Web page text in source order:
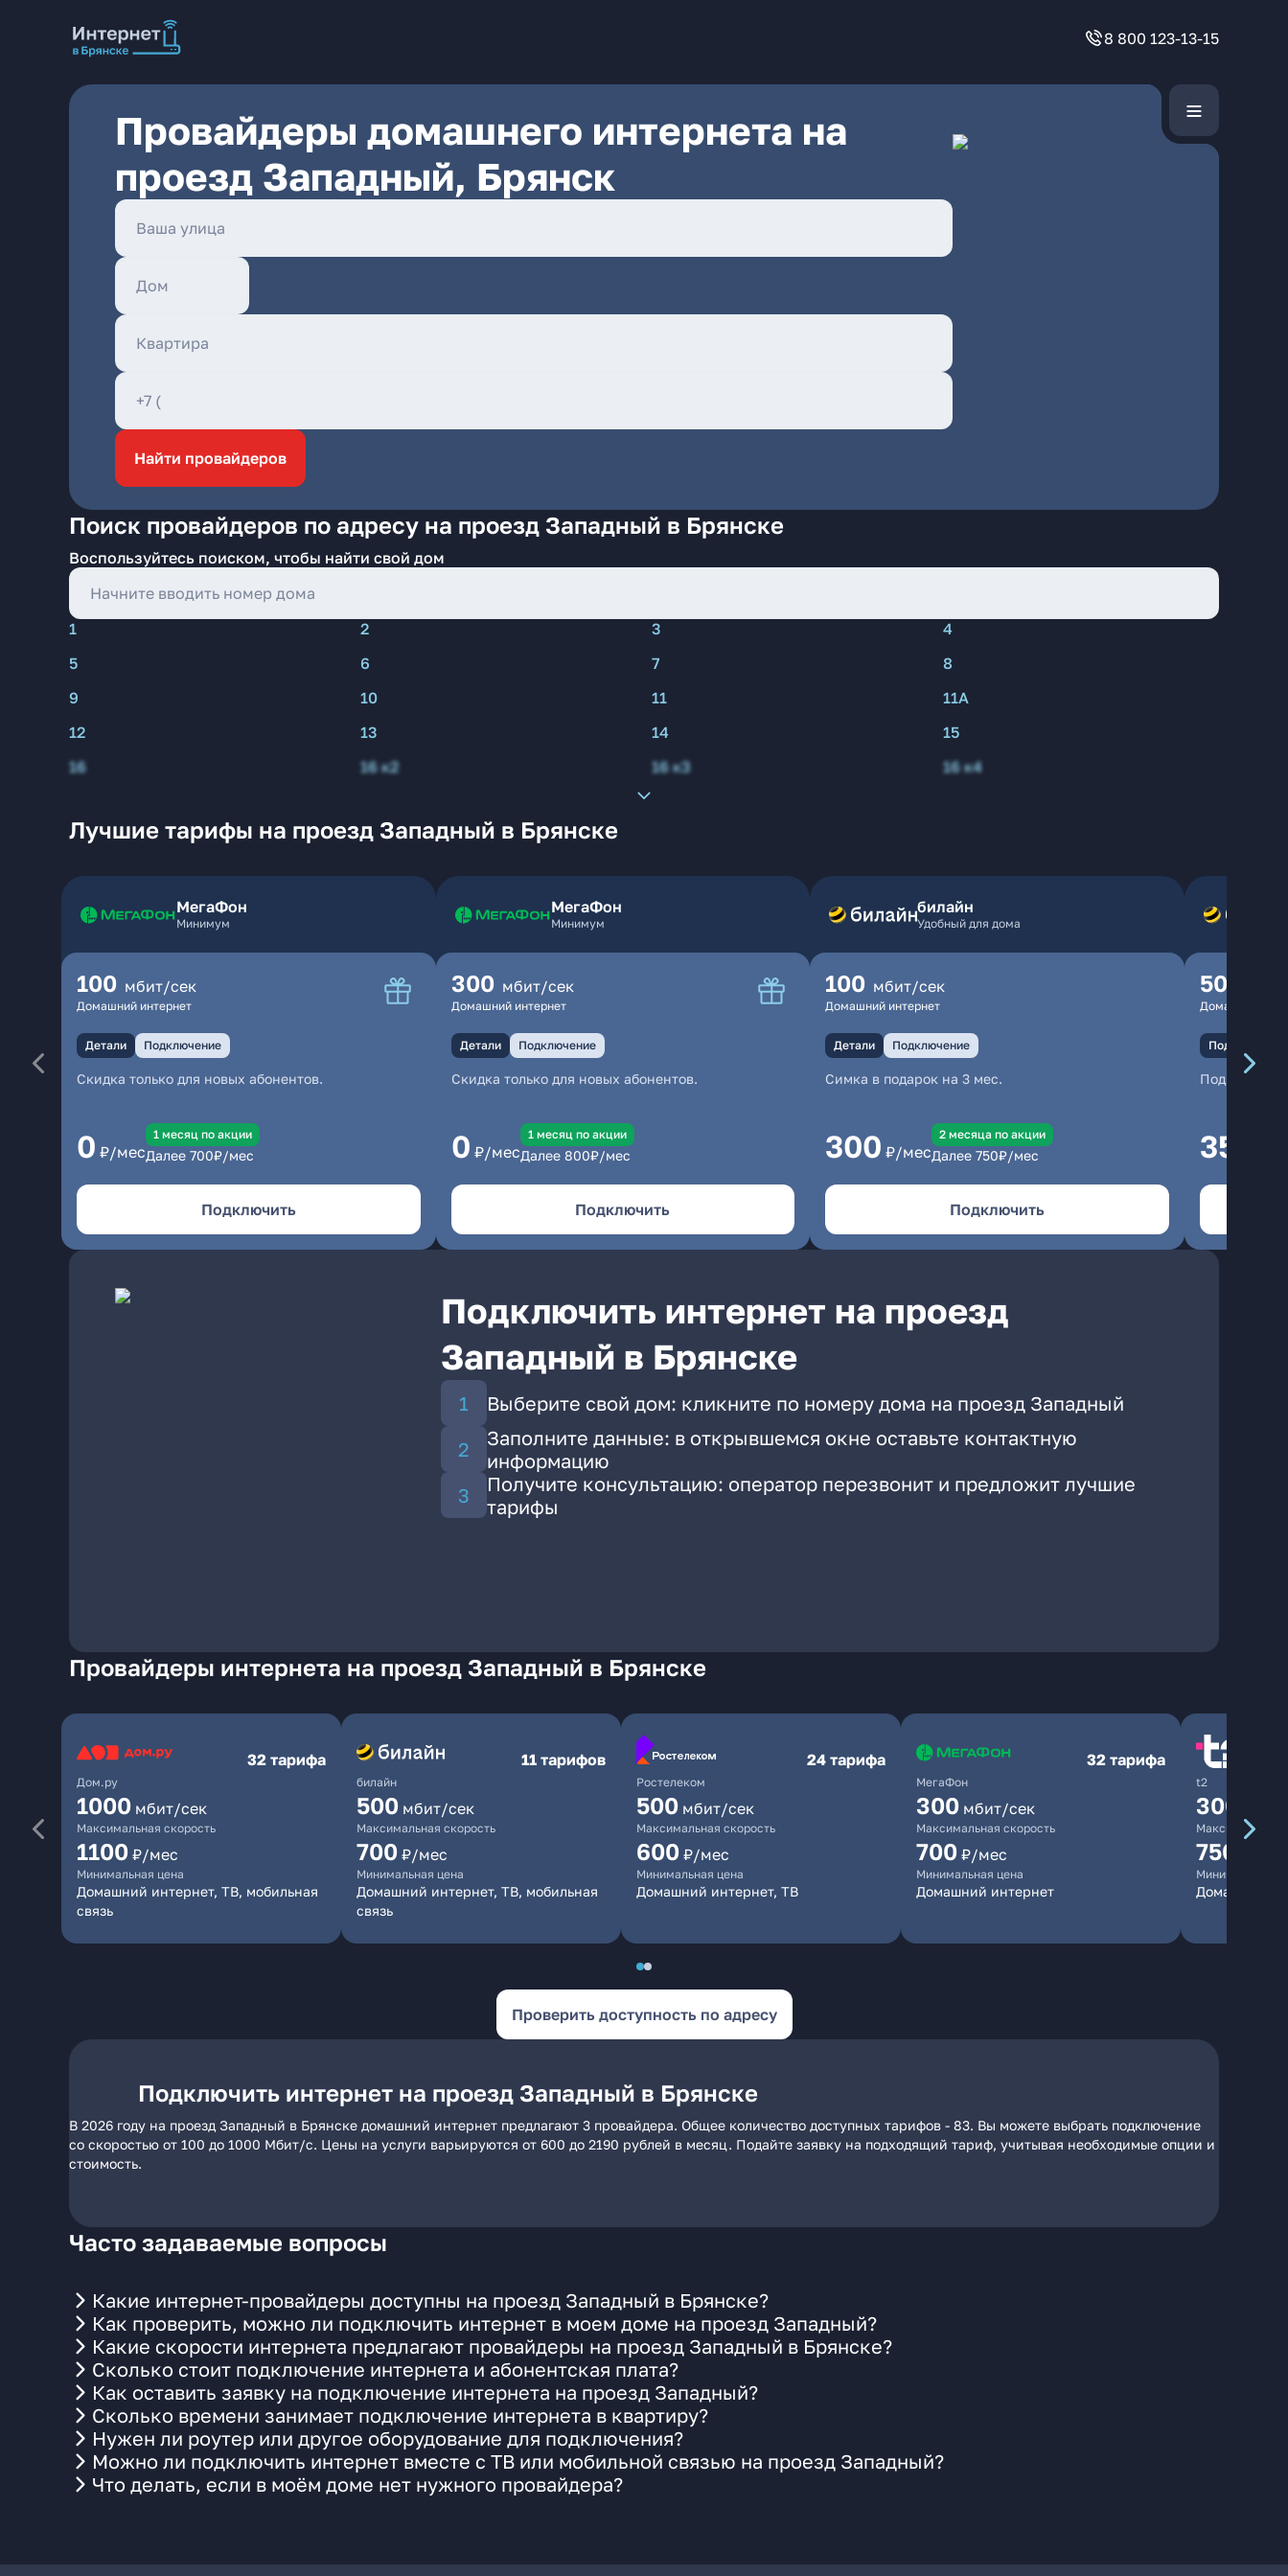
8 800 123-13-15
Провайдеры домашнего интернета на
проезд Западный, Брянск
Найти провайдеров
Поиск провайдеров по адресу на проезд Западный в Брянске
Воспользуйтесь поиском, чтобы найти свой дом
1 2 3
4
5
6 7
8
9
10 11
11А
12
13 14
15
16
16 к2 16 к3 16 к4
Лучшие тарифы на проезд Западный в Брянске
МегаФон
Минимум
100 мбит/сек
Домашний интернет
Детали Подключение
Скидка только для новых абонентов.
0 ₽/мес
1 месяц по акции
Далее 700₽/мес
Подключить
МегаФон
Минимум
300 мбит/сек
Домашний интернет
Детали Подключение
Скидка только для новых абонентов.
0 ₽/мес
1 месяц по акции
Далее 800₽/мес
Подключить
билайн
Удобный для дома
100 мбит/сек
Домашний интернет
Детали Подключение
Симка в подарок на 3 мес.
300 ₽/мес
2 месяцa по акции
Далее 750₽/мес
Подключить
500
Домашний
Подключение
350
Подключить интернет на проезд
Западный в Брянске
Выберите свой дом: кликните по номеру дома на проезд Западный
Заполните данные: в открывшемся окне оставьте контактную
информацию
Получите консультацию: оператор перезвонит и предложит лучшие
тарифы
Провайдеры интернета на проезд Западный в Брянске
Дом.ру
32 тарифа
1000 мбит/сек
Максимальная скорость
1100 ₽/мес
Минимальная цена
Домашний интернет, ТВ, мобильная
связь
билайн
11 тарифов
500 мбит/сек
Максимальная скорость
700 ₽/мес
Минимальная цена
Домашний интернет, ТВ, мобильная
связь
Ростелеком
24 тарифа
500 мбит/сек
Максимальная скорость
600 ₽/мес
Минимальная цена
Домашний интернет, ТВ
МегаФон
32 тарифа
300 мбит/сек
Максимальная скорость
700 ₽/мес
Минимальная цена
Домашний интернет
t2
300
Максимальная
750
Минимальная
Домашний
Проверить доступность по адресу
Подключить интернет на проезд Западный в Брянске
В 2026 году на проезд Западный в Брянске домашний интернет предлагают 3 провайдера. Общее количество доступных тарифов - 83. Вы можете выбрать подключение
со скоростью от 100 до 1000 Мбит/с. Цены на услуги варьируются от 600 до 2190 рублей в месяц. Подайте заявку на подходящий тариф, учитывая необходимые опции и
стоимость.
Часто задаваемые вопросы
Какие интернет-провайдеры доступны на проезд Западный в Брянске?
Как проверить, можно ли подключить интернет в моем доме на проезд Западный?
Какие скорости интернета предлагают провайдеры на проезд Западный в Брянске?
Сколько стоит подключение интернета и абонентская плата?
Как оставить заявку на подключение интернета на проезд Западный?
Сколько времени занимает подключение интернета в квартиру?
Нужен ли роутер или другое оборудование для подключения?
Можно ли подключить интернет вместе с ТВ или мобильной связью на проезд Западный?
Что делать, если в моём доме нет нужного провайдера?